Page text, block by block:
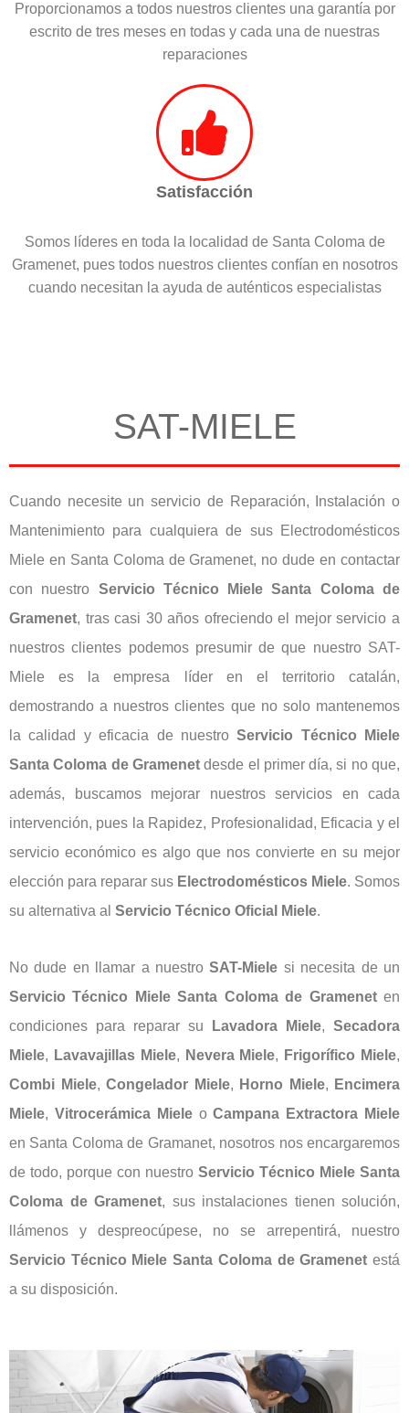
Proporcionamos a todos nuestros clientes una garantía por
escrito de tres meses en todas y cada una de nuestras
reparaciones
Satisfacción
Somos líderes en toda la localidad de Santa Coloma de
Gramenet, pues todos nuestros clientes confían en nosotros
cuando necesitan la ayuda de auténticos especialistas
SAT-MIELE
Cuando necesite un servicio de Reparación, Instalación o
Mantenimiento para cualquiera de sus Electrodomésticos
Miele en Santa Coloma de Gramenet, no dude en contactar
con nuestro Servicio Técnico Miele Santa Coloma de
Gramenet, tras casi 30 años ofreciendo el mejor servicio a
nuestros clientes podemos presumir de que nuestro SAT-
Miele es la empresa líder en el territorio catalán,
demostrando a nuestros clientes que no solo mantenemos
la calidad y eficacia de nuestroServicio Técnico Miele
Santa Coloma de Gramenetdesde el primer día, si no que,
además, buscamos mejorar nuestros servicios en cada
intervención, pues la Rapidez, Profesionalidad, Eficacia y el
servicio económico es algo que nos convierte en su mejor
elección para reparar sus Electrodomésticos Miele. Somos
su alternativa al Servicio Técnico Oficial Miele.
No dude en llamar a nuestroSAT-Miele si necesita de un
Servicio Técnico Miele Santa Coloma de Grameneten
condiciones para reparar su
Lavadora Miele, Secadora
Miele, Lavavajillas Miele, Nevera Miele, Frigorífico Miele,
Combi Miele, Congelador Miele, Horno Miele, Encimera
Miele, Vitrocerámica MieleoCampana Extractora Miele
en Santa Coloma de Gramanet, nosotros nos encargaremos
de todo, porque con nuestro Servicio Técnico Miele Santa
Coloma de Gramenet, sus instalaciones tienen solución,
llámenos y despreocúpese, no se arrepentirá, nuestro
Servicio Técnico Miele Santa Coloma de Gramenet está
a su disposición.